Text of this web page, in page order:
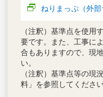
ねりまっぷ（外部
（注釈）基準点を使用
要です。また、工事に
合もありますので、現
い。
（注釈）基準点等の現
料」を参照してください